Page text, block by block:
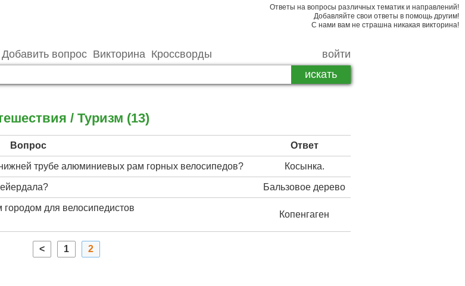
Ответы на вопросы различных тематик и направлений!
Добавляйте свои ответы в помощь другим!
С нами вам не страшна никакая викторина!
Добавить вопрос Викторина Кроссворды войти
/ Туризм (13)
Вопрос Ответ
трубе алюминиевых рам горных велосипедов? Косынка.
Бальзовое дерево
для велосипедистов
Копенгаген
< 1 2